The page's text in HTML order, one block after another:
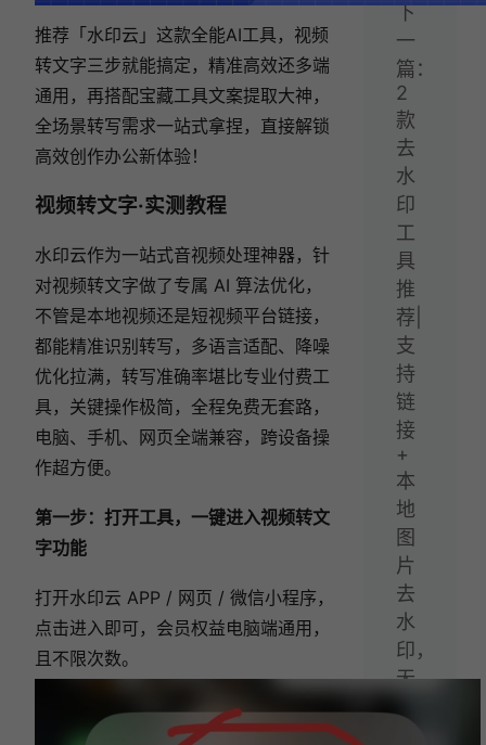
推荐「水印云」这款全能AI工具，视频
转文字三步就能搞定，精准高效还多端
通用，再搭配宝藏工具文案提取大神，
全场景转写需求一站式拿捏，直接解锁
高效创作办公新体验！
视频转文字·实测教程
水印云作为一站式音视频处理神器，针
对视频转文字做了专属 AI 算法优化，
不管是本地视频还是短视频平台链接，
都能精准识别转写，多语言适配、降噪
优化拉满，转写准确率堪比专业付费工
具，关键操作极简，全程免费无套路，
电脑、手机、网页全端兼容，跨设备操
作超方便。
第一步：打开工具，一键进入视频转文
字功能
打开水印云 APP / 网页 / 微信小程序，
点击进入即可，会员权益电脑端通用，
且不限次数。
下
一
篇：
2
款
去
水
印
工
具
推
荐|
支
持
链
接
+
本
地
图
片
去
水
印，
无